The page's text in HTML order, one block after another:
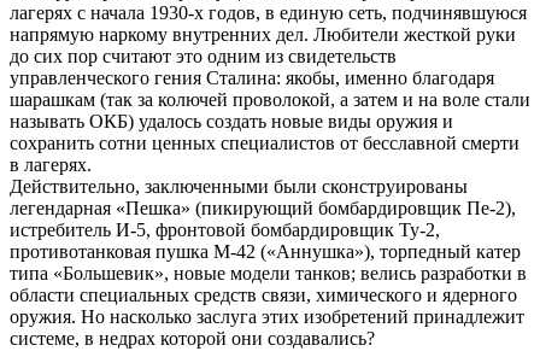
лагерях с начала 1930-х годов, в единую сеть, подчинявшуюся
напрямую наркому внутренних дел. Любители жесткой руки
до сих пор считают это одним из свидетельств
управленческого гения Сталина: якобы, именно благодаря
шарашкам (так за колючей проволокой, а затем и на воле стали
называть ОКБ) удалось создать новые виды оружия и
сохранить сотни ценных специалистов от бесславной смерти
в лагерях.
Действительно, заключенными были сконструированы
легендарная «Пешка» (пикирующий бомбардировщик Пе-2),
истребитель И-5, фронтовой бомбардировщик Ту-2,
противотанковая пушка М-42 («Аннушка»), торпедный катер
типа «Большевик», новые модели танков; велись разработки в
области специальных средств связи, химического и ядерного
оружия. Но насколько заслуга этих изобретений принадлежит
системе, в недрах которой они создавались?